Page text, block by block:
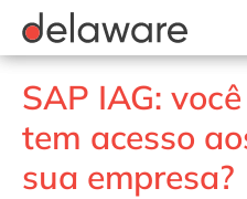
Belgium
Brazil
China
France
Diversidade & Inclusão
Responsabilidade Social
SAP IAG:
tem acesso
sua empresa?